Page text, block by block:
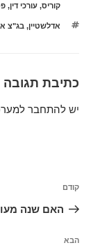
קוריס,עורכי דין,
תגיות
אדלשטיין,בג"צ
כתיבת תגובה
יש להתחבר
הפוסט
הקודם
קודם
האם שנה
הפוסט
הבא